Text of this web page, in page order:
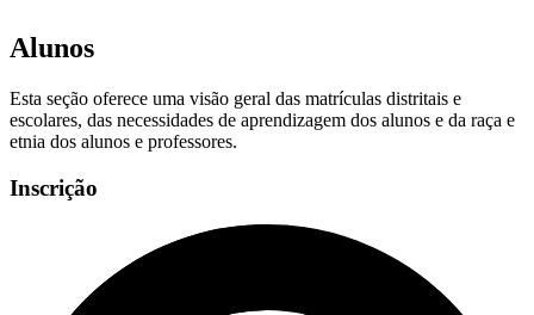
Alunos
Esta seção oferece uma visão geral das matrículas distritais e
escolares, das necessidades de aprendizagem dos alunos e da raça e
etnia dos alunos e professores.
Inscrição